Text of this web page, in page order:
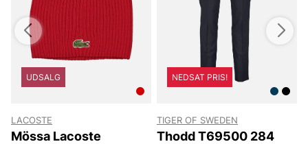
UDSALG
LACOSTE
Mössa Lacoste
NEDSAT PRIS!
TIGER OF SWEDEN
Thodd T69500 284